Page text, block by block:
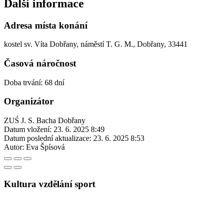
Další informace
Adresa místa konání
kostel sv. Víta Dobřany, náměstí T. G. M., Dobřany, 33441
Časová náročnost
Doba trvání: 68 dní
Organizátor
ZUŚ J. S. Bacha Dobřany
Datum vložení: 23. 6. 2025 8:49
Datum poslední aktualizace: 23. 6. 2025 8:53
Autor: Eva Špísová
Kultura vzdělání sport